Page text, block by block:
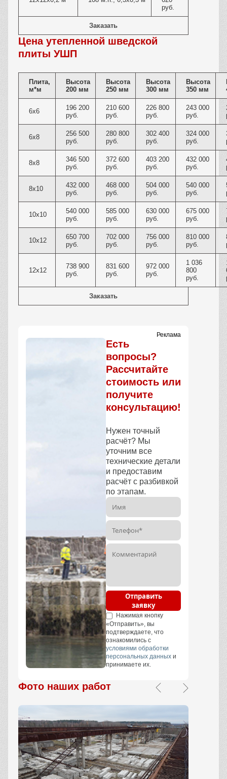
руб.
Заказать
Цена утепленной шведской
плиты УШП
Плита,
м*м
Высота
200 мм
Высота
250 мм
Высота
300 мм
Высота
350 мм
6х6
196 200
руб.
210 600
руб.
226 800
руб.
243 000
руб.
6х8
256 500
руб.
280 800
руб.
302 400
руб.
324 000
руб.
8х8
346 500
руб.
372 600
руб.
403 200
руб.
432 000
руб.
8х10
432 000
руб.
468 000
руб.
504 000
руб.
540 000
руб.
10х10
540 000
руб.
585 000
руб.
630 000
руб.
675 000
руб.
10х12
650 700
руб.
702 000
руб.
756 000
руб.
810 000
руб.
12х12
738 900
руб.
831 600
руб.
972 000
руб.
1 036
800
руб.
Заказать
Реклама
Есть
вопросы?
Рассчитайте
стоимость или
получите
консультацию!
Нужен точный
расчёт? Мы
уточним все
технические детали
и предоставим
расчёт с разбивкой
по этапам.
Отправить
заявку
Нажимая кнопку
«Отправить», вы
подтверждаете, что
ознакомились с
условиями обработки
персональных данных и
принимаете их.
Фото наших работ